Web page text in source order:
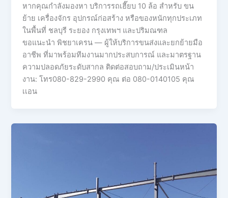
หากคุณกำลังมองหา บริการรถเฮี๊ยบ 10 ล้อ สำหรับ ขน
ย้าย เครื่องจักร อุปกรณ์ก่อสร้าง หรือของหนักทุกประเภท
ในพื้นที่ ชลบุรี ระยอง กรุงเทพฯ และปริมณฑล
ขอแนะนำ พิชยาเครน — ผู้ให้บริการขนส่งและยกย้ายมือ
อาชีพ ที่มาพร้อมทีมงานมากประสบการณ์ และมาตรฐาน
ความปลอดภัยระดับสากล ติดต่อสอบถาม/ประเมินหน้า
งาน: โทร080-829-2990 คุณ ต่อ 080-0140105 คุณ
เเอน